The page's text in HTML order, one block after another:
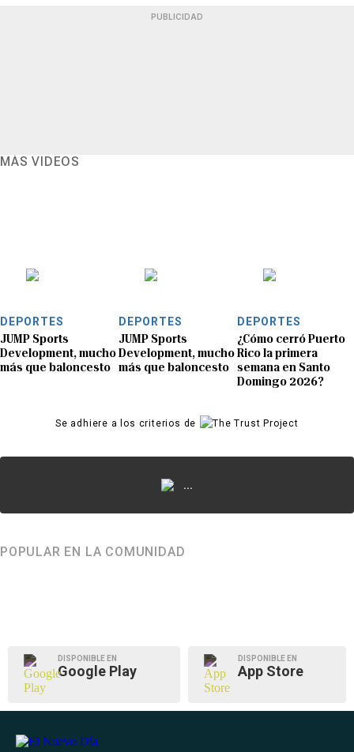
PUBLICIDAD
MÁS VIDEOS
DEPORTES
JUMP Sports
Development, mucho
más que baloncesto
DEPORTES
JUMP Sports
Development, mucho
más que baloncesto
DEPORTES
¿Cómo cerró Puerto
Rico la primera
semana en Santo
Domingo 2026?
Se adhiere a los criterios de
...
POPULAR EN LA COMUNIDAD
DISPONIBLE EN
Google Play
DISPONIBLE EN
App Store